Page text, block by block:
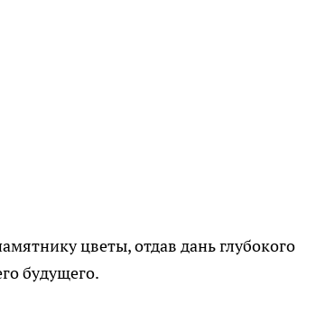
цветы, отдав дань глубокого
будущего.